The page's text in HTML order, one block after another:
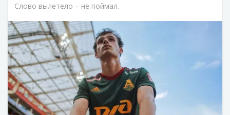
Слово вылетело – не поймал.